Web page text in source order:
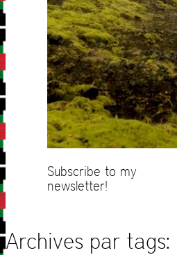
Subscribe to my
newsletter!
Archives par tags: